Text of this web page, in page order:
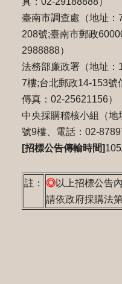
臺南市調查處（地址
208號;臺南市郵政
2988888）
法務部廉政署（地址
7樓;台北郵政14-153號
傳真：02-25621156）
中央採購稽核小組（
號9樓、電話：02-
[招標公告傳輸時間]
註： ◎以上招標公告
請依政府採購法